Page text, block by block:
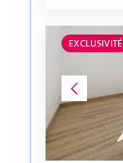
EXCLUSIVITÉ